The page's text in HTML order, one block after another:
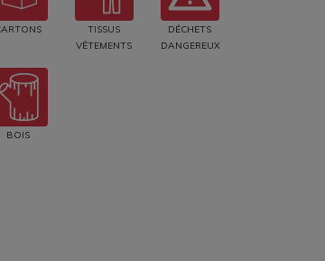
TISSUS
VÊTEMENTS
DÉCHETS
DANGEREUX
BOIS